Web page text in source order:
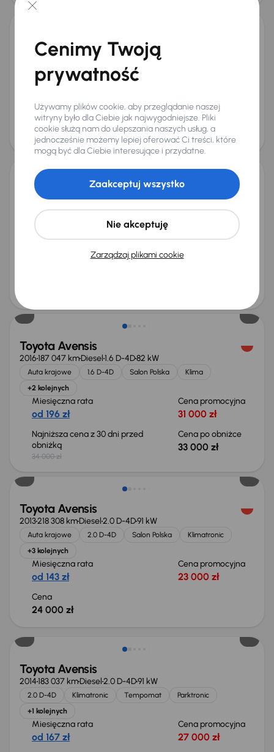
Toyota Avensis
2015143 907 km Diesel 2.0 D-4D105 kW
2.0 D-4D Skóra Navi Xenon
Miesięczna rata
Najniższa cena z 30 dni przed
obniżką
46 000 zł
Cena po obniżce
45 000 zł
Toyota Avensis
177 115 kmDiesel2.0 D-4D105 kW
Książka serwisowa
Salon Polska
34 000 zł
Toyota Avensis
2016187 047 kmDiesel1.6 D-4D82 kW
Auta krajowe 1.6 D-4D Salon Polska
Klima
+2 kolejnych
Miesięczna rata
od 196 zł
Cena promocyjna
31 000 zł
Najniższa cena z 30 dni przed
obniżką
34 000 zł
Cena po obniżce
33 000 zł
Toyota Avensis
2013218 308 kmDiesel2.0 D-4D91 kW
Auta krajowe 2.0 D-4D Salon Polska
Klimatronic
+3 kolejnych
Miesięczna rata
od 143 zł
Cena promocyjna
23 000 zł
Cena
24 000 zł
Toyota Avensis
2014183 037 kmDiesel2.0 D-4D91 kW
2.0 D-4D Klimatronic Tempomat
Parktronic
+1 kolejnych
Miesięczna rata
od 167 zł
Cena promocyjna
27 000 zł
Cenimy Twoją
prywatność
Używamy plików cookie, aby przeglądanie naszej
witryny było dla Ciebie jak najwygodniejsze. Pliki
cookie służą nam do ulepszania naszych usług, a
jednocześnie możemy lepiej oferować Ci treści, które
mogą być dla Ciebie interesujące i przydatne.
Zarządzaj plikami cookie
Nie akceptuję
Zaakceptuj wszystko